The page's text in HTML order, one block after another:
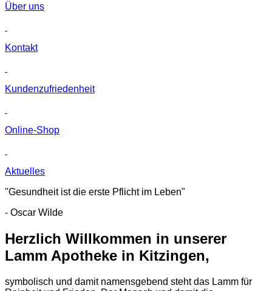
Über uns
Kontakt
Kunden­zufriedenheit
Online-Shop
Aktuelles
"Gesundheit ist die erste Pflicht im Leben"
- Oscar Wilde
Herzlich Willkommen in unserer
Lamm Apotheke in Kitzingen,
symbolisch und damit namensgebend steht das Lamm für